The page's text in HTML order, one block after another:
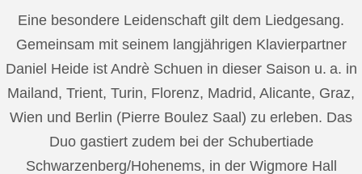
Eine besondere Leidenschaft gilt dem Liedgesang.
Gemeinsam mit seinem langjährigen Klavierpartner
Daniel Heide ist Andrè Schuen in dieser Saison u. a. in
Mailand, Trient, Turin, Florenz, Madrid, Alicante, Graz,
Wien und Berlin (Pierre Boulez Saal) zu erleben. Das
Duo gastiert zudem bei der Schubertiade
Schwarzenberg/Hohenems, in der Wigmore Hall